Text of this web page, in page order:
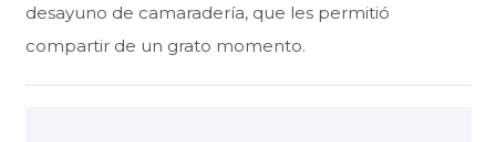
desayuno de camaradería, que les permitió
compartir de un grato momento.